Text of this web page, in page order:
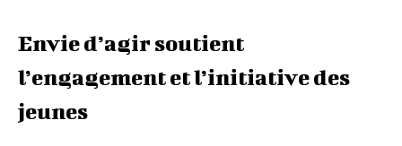
Envie d’agir soutient
l’engagement et l’initiative des
jeunes